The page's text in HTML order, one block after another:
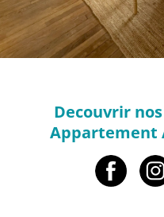
Decouvrir
Appartement